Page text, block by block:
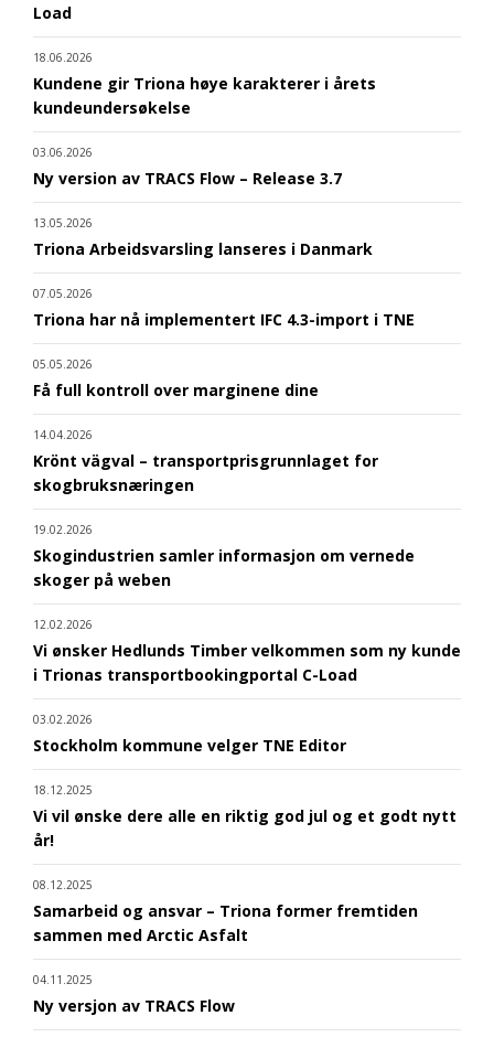
Load
18.06.2026
Kundene gir Triona høye karakterer i årets
kundeundersøkelse
03.06.2026
Ny version av TRACS Flow – Release 3.7
13.05.2026
Triona Arbeidsvarsling lanseres i Danmark
07.05.2026
Triona har nå implementert IFC 4.3-import i TNE
05.05.2026
Få full kontroll over marginene dine
14.04.2026
Krönt vägval – transportprisgrunnlaget for
skogbruksnæringen
19.02.2026
Skogindustrien samler informasjon om vernede
skoger på weben
12.02.2026
Vi ønsker Hedlunds Timber velkommen som ny kunde
i Trionas transportbookingportal C-Load
03.02.2026
Stockholm kommune velger TNE Editor
18.12.2025
Vi vil ønske dere alle en riktig god jul og et godt nytt
år!
08.12.2025
Samarbeid og ansvar – Triona former fremtiden
sammen med Arctic Asfalt
04.11.2025
Ny versjon av TRACS Flow